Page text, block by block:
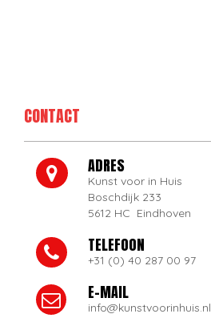
CONTACT
ADRES
Kunst voor in Huis
Boschdijk 233
5612 HC Eindhoven
TELEFOON
+31 (0) 40 287 00 97
E-MAIL
info@kunstvoorinhuis.nl